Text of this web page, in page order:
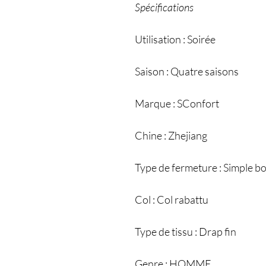
Spécifications
Utilisation : Soirée
Saison : Quatre saisons
Marque : SConfort
Chine : Zhejiang
Type de fermeture : Simple
Col : Col rabattu
Type de tissu : Drap fin
Genre : HOMME